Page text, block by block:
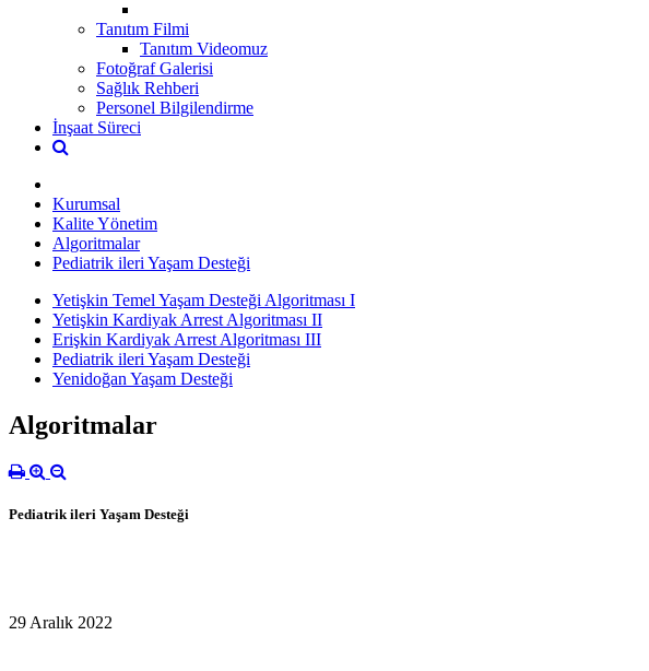
Tanıtım Filmi
Tanıtım Videomuz
Fotoğraf Galerisi
Sağlık Rehberi
Personel Bilgilendirme
İnşaat Süreci
Kurumsal
Kalite Yönetim
Algoritmalar
Pediatrik ileri Yaşam Desteği
Yetişkin Temel Yaşam Desteği Algoritması I
Yetişkin Kardiyak Arrest Algoritması II
Erişkin Kardiyak Arrest Algoritması III
Pediatrik ileri Yaşam Desteği
Yenidoğan Yaşam Desteği
Algoritmalar
Pediatrik ileri Yaşam Desteği
29 Aralık 2022